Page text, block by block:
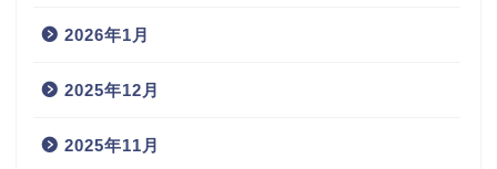
2026年1月
2025年12月
2025年11月